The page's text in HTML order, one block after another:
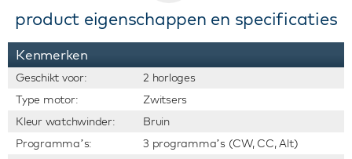
product eigenschappen en specificaties
Kenmerken
Geschikt voor:
2 horloges
Type motor:
Zwitsers
Kleur watchwinder:
Bruin
Programma’s:
3 programma’s (CW, CC, Alt)